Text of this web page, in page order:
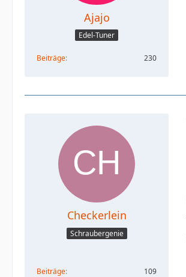
Ajajo
Edel-Tuner
Beiträge 230
Checkerlein
Schraubergenie
Beiträge 109